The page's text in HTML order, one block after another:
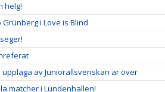
helg!
Grünberg i Love is Blind
upplaga av Juniorallsvenskan är över
matcher i Lundenhallen!